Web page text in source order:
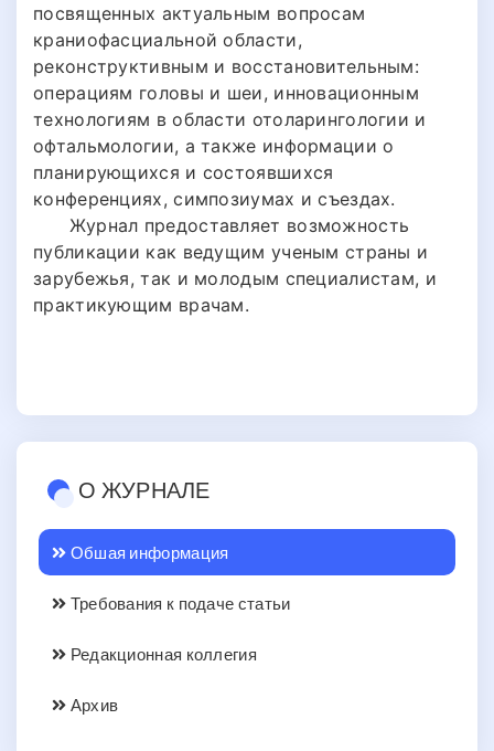
посвященных актуальным вопросам
краниофасциальной области,
реконструктивным и восстановительным:
операциям головы и шеи, инновационным
технологиям в области отоларингологии и
офтальмологии, а также информации о
планирующихся и состоявшихся
конференциях, симпозиумах и съездах.
Журнал предоставляет возможность
публикации как ведущим ученым страны и
зарубежья, так и молодым специалистам, и
практикующим врачам.
О ЖУРНАЛЕ
Обшая информация
Требования к подаче статьи
Редакционная коллегия
Архив